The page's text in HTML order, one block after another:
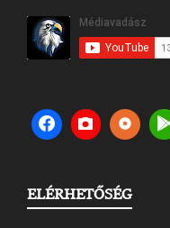
ELÉRHETŐSÉG